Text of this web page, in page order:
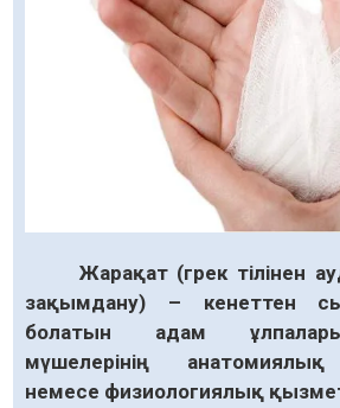
Жарақат (грек тілінен
зақымдану) – кенеттен
болатын адам
мүшелерінің
немесе физиологиялық